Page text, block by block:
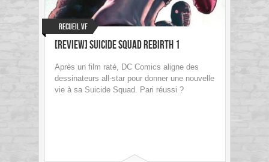
Recueil VF
[Review] Suicide Squad Rebirth 1
Après un film raté, DC Comics aligne des
dessinateurs all-star pour donner une nouvelle
vie à sa Suicide Squad. Pari réussi ?